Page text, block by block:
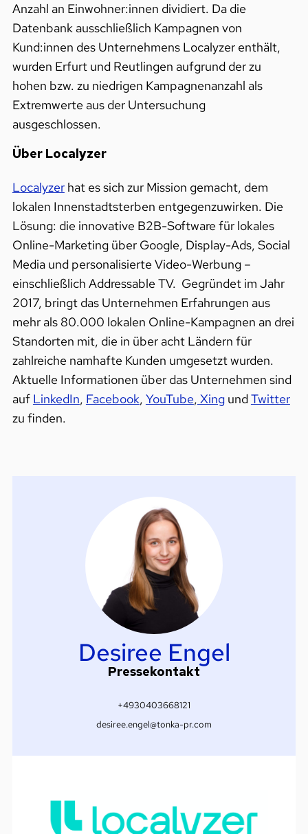
Anzahl an Einwohner:innen dividiert. Da die
Datenbank ausschließlich Kampagnen von
Kund:innen des Unternehmens Localyzer enthält,
wurden Erfurt und Reutlingen aufgrund der zu
hohen bzw. zu niedrigen Kampagnenanzahl als
Extremwerte aus der Untersuchung
ausgeschlossen.
Über Localyzer
Localyzerhat es sich zur Mission gemacht, dem
lokalen Innenstadtsterben entgegenzuwirken. Die
Lösung: die innovative B2B-Software für lokales
Online-Marketing über Google, Display-Ads, Social
Media und personalisierte Video-Werbung –
einschließlich Addressable TV. Gegründet im Jahr
2017, bringt das Unternehmen Erfahrungen aus
mehr als 80.000 lokalen Online-Kampagnen an drei
Standorten mit, die in über acht Ländern für
zahlreiche namhafte Kunden umgesetzt wurden.
Aktuelle Informationen über das Unternehmen sind
auf LinkedIn, Facebook, YouTube, XingundTwitter
zu finden.
Desiree Engel
Pressekontakt
+4930403668121
desiree.engel@tonka-pr.com